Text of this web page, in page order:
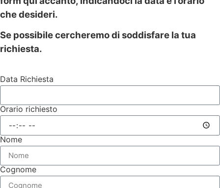
che desideri.
Se possibile cercheremo di soddisfare la tua
richiesta.
Data Richiesta
Orario richiesto
Nome
Cognome